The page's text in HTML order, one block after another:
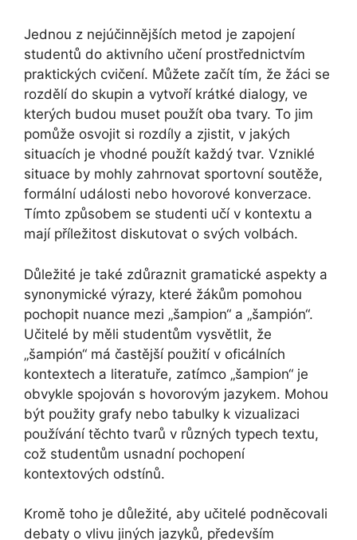
Jednou z nejúčinnějších metod je zapojení
studentů do aktivního učení prostřednictvím
praktických cvičení. Můžete začít tím, že žáci se
rozdělí do skupin a vytvoří krátké dialogy, ve
kterých budou muset použít oba tvary. To jim
pomůže osvojit si rozdíly a zjistit, v jakých
situacích je vhodné použít každý tvar. Vzniklé
situace by mohly zahrnovat sportovní soutěže,
formální události nebo hovorové konverzace.
Tímto způsobem se studenti učí v kontextu a
mají příležitost diskutovat o svých volbách.
Důležité je také zdůraznit gramatické aspekty a
synonymické výrazy, které žákům pomohou
pochopit nuance mezi „šampion“ a „šampión“.
Učitelé by měli studentům vysvětlit, že
„šampión“ má častější použití v oficálních
kontextech a literatuře, zatímco „šampion“ je
obvykle spojován s hovorovým jazykem. Mohou
být použity grafy nebo tabulky k vizualizaci
používání těchto tvarů v různých typech textu,
což studentům usnadní pochopení
kontextových odstínů.
Kromě toho je důležité, aby učitelé podněcovali
debaty o vlivu jiných jazyků, především